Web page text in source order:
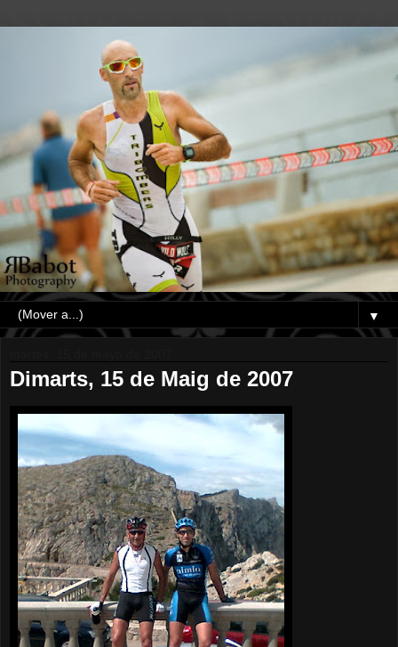
▼
Dimarts, 15 de Maig de 2007